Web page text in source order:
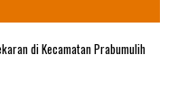
di Kecamatan Prabumulih